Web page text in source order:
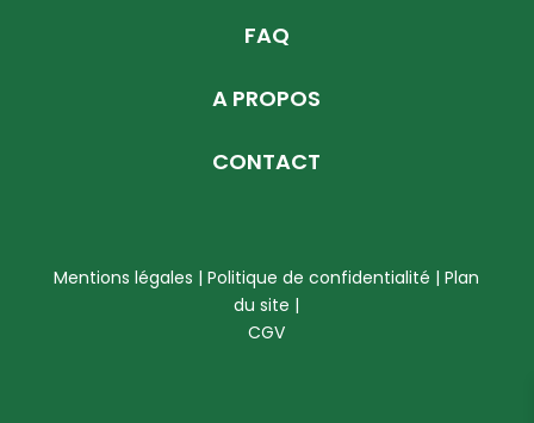
FAQ
A PROPOS
CONTACT
Mentions légales | Politique de confidentialité |Plan
du site |
CGV